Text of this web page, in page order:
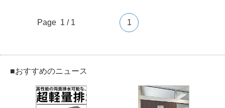
Page 1 / 1 1
■おすすめのニュース